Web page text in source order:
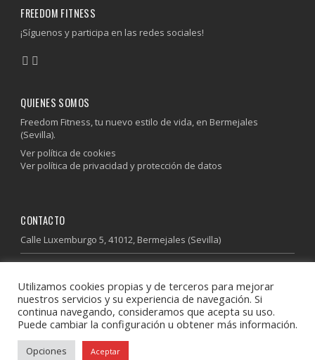
FREEDOM FITNESS
¡Síguenos y participa en las redes sociales!
QUIENES SOMOS
Freedom Fitness, tu nuevo estilo de vida, en Bermejales
(Sevilla).
Ver política de cookies
Ver política de privacidad y protección de datos
CONTACTO
Calle Luxemburgo 5, 41012, Bermejales (Sevilla)
600 41 13 41
info@freedomfitness.es
Descubre donde estamos
Utilizamos cookies propias y de terceros para mejorar
nuestros servicios y su experiencia de navegación. Si
continua navegando, consideramos que acepta su uso.
Puede cambiar la configuración u obtener más información.
Opciones Aceptar